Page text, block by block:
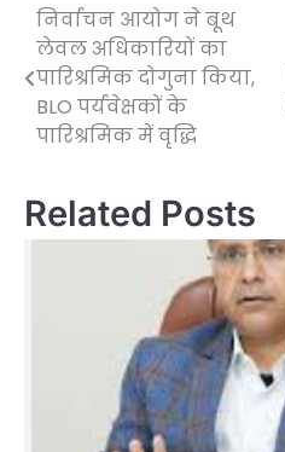
Post
navigation
निर्वाचन आयोग ने बूथ
लेवल अधिकारियों का
पारिश्रमिक दोगुना किया,
BLO पर्यवेक्षकों के
पारिश्रमिक में वृद्धि
Related Posts